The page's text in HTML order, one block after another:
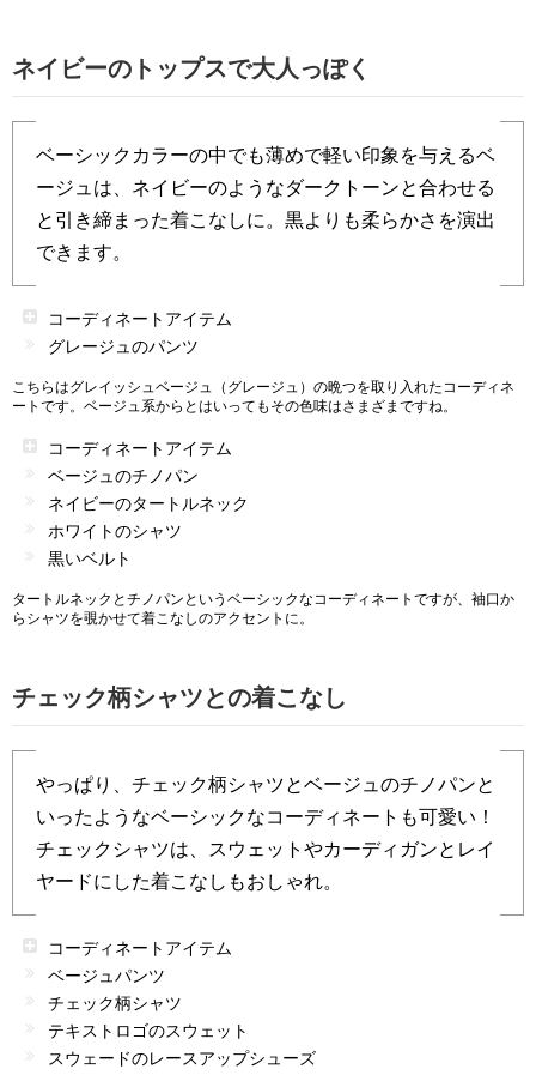
ネイビーのトップスで大人っぽく
ベーシックカラーの中でも薄めで軽い印象を与えるベ
ージュは、ネイビーのようなダークトーンと合わせる
と引き締まった着こなしに。黒よりも柔らかさを演出
できます。
コーディネートアイテム
グレージュのパンツ
こちらはグレイッシュベージュ（グレージュ）の晩つを取り入れたコーディネ
ートです。ベージュ系からとはいってもその色味はさまざまですね。
コーディネートアイテム
ベージュのチノパン
ネイビーのタートルネック
ホワイトのシャツ
黒いベルト
タートルネックとチノパンというベーシックなコーディネートですが、袖口か
らシャツを覗かせて着こなしのアクセントに。
チェック柄シャツとの着こなし
やっぱり、チェック柄シャツとベージュのチノパンと
いったようなベーシックなコーディネートも可愛い！
チェックシャツは、スウェットやカーディガンとレイ
ヤードにした着こなしもおしゃれ。
コーディネートアイテム
ベージュパンツ
チェック柄シャツ
テキストロゴのスウェット
スウェードのレースアップシューズ